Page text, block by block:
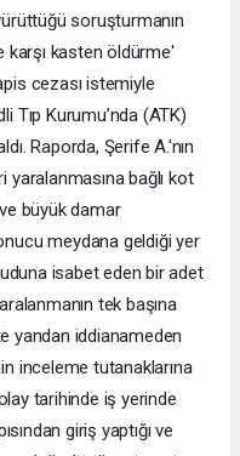
soruşturmanın
karşı kasten öldürme'
cezası istemiyle
Tıp Kurumu’nda (ATK)
Raporda, Şerife A.'nın
bağlı kot
büyük damar
meydana geldiği yer
isabet eden bir adet
tek başına
yandan iddianameden
inceleme tutanaklarına
tarihinde iş yerinde
giriş yaptığı ve